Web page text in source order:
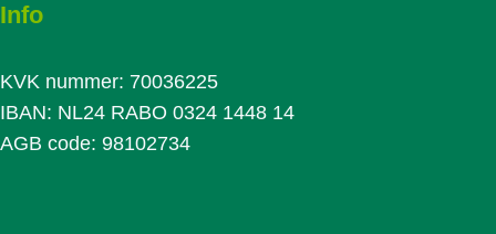
Info
KVK nummer: 70036225
IBAN: NL24 RABO 0324 1448 14
AGB code: 98102734